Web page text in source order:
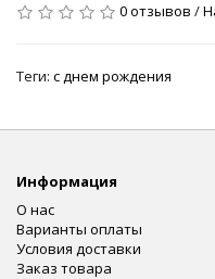
0 отзывов /
Теги: с днем рождения
Информация
О нас
Варианты оплаты
Условия доставки
Заказ товара